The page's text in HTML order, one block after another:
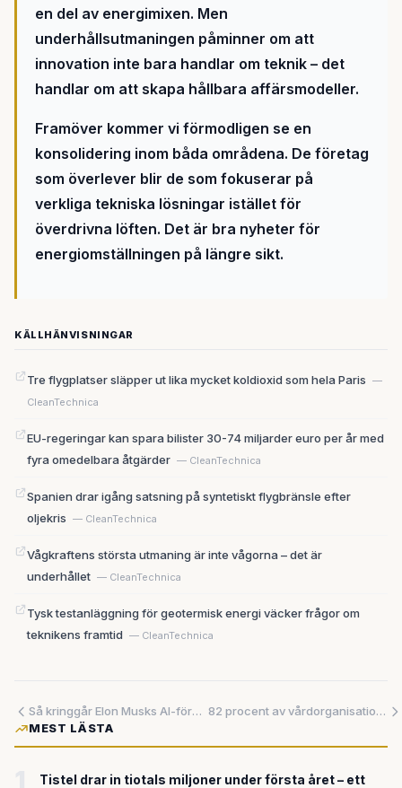
en del av energimixen. Men
underhållsutmaningen påminner om att
innovation inte bara handlar om teknik – det
handlar om att skapa hållbara affärsmodeller.
Framöver kommer vi förmodligen se en
konsolidering inom båda områdena. De företag
som överlever blir de som fokuserar på
verkliga tekniska lösningar istället för
överdrivna löften. Det är bra nyheter för
energiomställningen på längre sikt.
KÄLLHÄNVISNINGAR
Tre flygplatser släpper ut lika mycket koldioxid som hela Paris —
CleanTechnica
EU-regeringar kan spara bilister 30-74 miljarder euro per år med
fyra omedelbara åtgärder — CleanTechnica
Spanien drar igång satsning på syntetiskt flygbränsle efter
oljekris — CleanTechnica
Vågkraftens största utmaning är inte vågorna – det är
underhållet — CleanTechnica
Tysk testanläggning för geotermisk energi väcker frågor om
teknikens framtid — CleanTechnica
Så kringgår Elon Musks AI-företag miljölagar – med turbiner på hjul
82 procent av vårdorganisationer tjänar miljoner på AI – men 94 procent använder bara grundfunktioner
MEST LÄSTA
Tistel drar in tiotals miljoner under första året – ett